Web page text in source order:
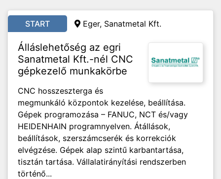
START Eger, Sanatmetal Kft.
Álláslehetőség az egri
Sanatmetal Kft.-nél CNC
gépkezelő munkakörbe
CNC hosszeszterga és
megmunkáló központok kezelése, beállítása.
Gépek programozása – FANUC, NCT és/vagy
HEIDENHAIN programnyelven. Átállások,
beállítások, szerszámcserék és korrekciók
elvégzése. Gépek alap szintű karbantartása,
tisztán tartása. Vállalatirányítási rendszerben
történő...